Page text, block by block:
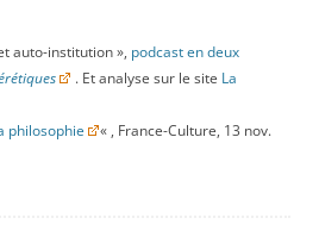
auto-institution », podcast en deux
. Et analyse sur le site La
philosophie
« , France-Culture, 13 nov.